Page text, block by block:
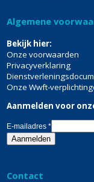
Algemene
Bekijk hier:
Onze voorwaarden
Privacyverklaring
Onze Wwft-
Aanmelden voor
E-mailadres*
Contact